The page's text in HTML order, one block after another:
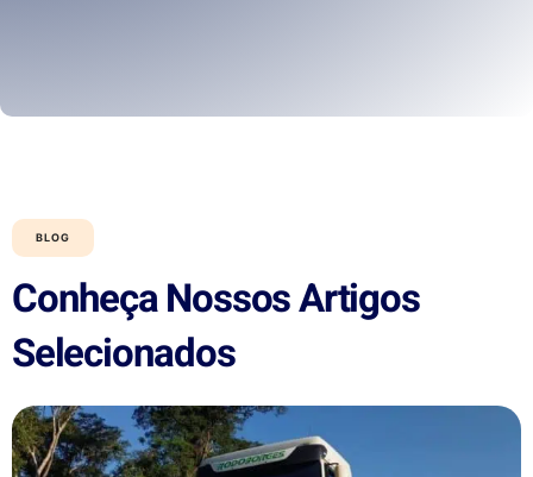
BLOG
Conheça Nossos Artigos
Selecionados